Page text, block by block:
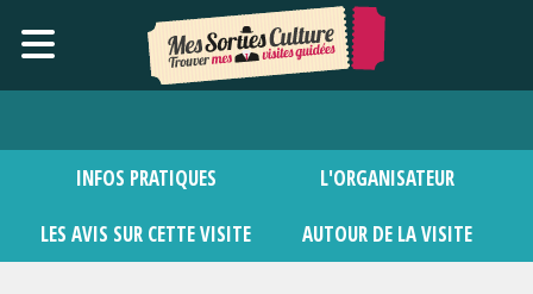
INFOS PRATIQUES L'ORGANISATEUR
LES AVIS SUR CETTE VISITE AUTOUR DE LA VISITE